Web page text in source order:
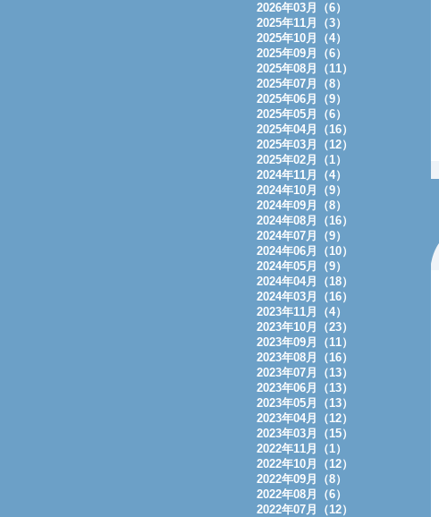
2026年03月（6）
2025年11月（3）
2025年10月（4）
2025年09月（6）
2025年08月（11）
2025年07月（8）
2025年06月（9）
2025年05月（6）
2025年04月（16）
2025年03月（12）
2025年02月（1）
2024年11月（4）
2024年10月（9）
2024年09月（8）
2024年08月（16）
2024年07月（9）
2024年06月（10）
2024年05月（9）
2024年04月（18）
2024年03月（16）
2023年11月（4）
2023年10月（23）
2023年09月（11）
2023年08月（16）
2023年07月（13）
2023年06月（13）
2023年05月（13）
2023年04月（12）
2023年03月（15）
2022年11月（1）
2022年10月（12）
2022年09月（8）
2022年08月（6）
2022年07月（12）